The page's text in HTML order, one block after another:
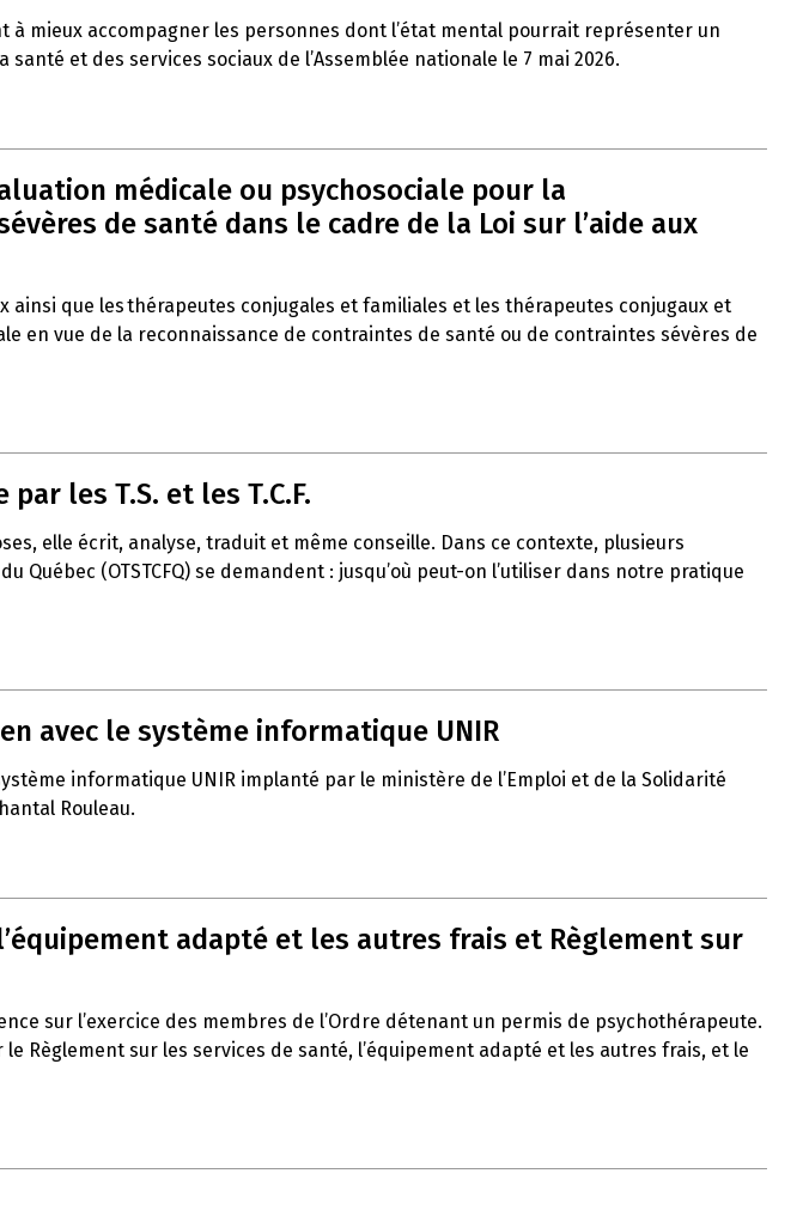
mieux accompagner les personnes dont l’état mental pourrait représenter un
et des services sociaux de l’Assemblée nationale le 7 mai 2026.
médicale ou psychosociale pour la
de santé dans le cadre de la Loi sur l’aide aux
que les thérapeutes conjugales et familiales et les thérapeutes conjugaux et
en vue de la reconnaissance de contraintes de santé ou de contraintes sévères de
les T.S. et les T.C.F.
elle écrit, analyse, traduit et même conseille. Dans ce contexte, plusieurs
(OTSTCFQ) se demandent : jusqu’où peut-on l’utiliser dans notre pratique
avec le système informatique UNIR
informatique UNIR implanté par le ministère de l’Emploi et de la Solidarité
Rouleau.
adapté et les autres frais et Règlement sur
sur l’exercice des membres de l’Ordre détenant un permis de psychothérapeute.
Règlement sur les services de santé, l’équipement adapté et les autres frais, et le